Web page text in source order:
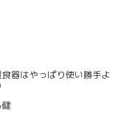
食器はやっぱり使い勝手よ